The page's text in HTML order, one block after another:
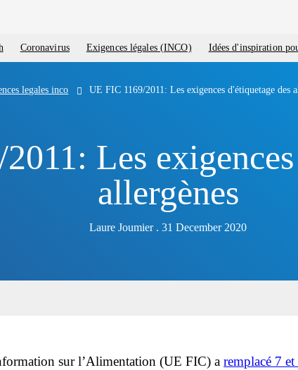
Coronavirus Exigences légales (INCO) Idées d'inspiration
legales inco UE FIC 1169/2011: Les exigences d'étiquetage des
Les
allergènes
Laure Joumier . 31 December 2020
sur l’Alimentation (UE FIC) aremplacé 7